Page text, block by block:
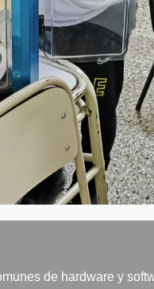
de hardware y